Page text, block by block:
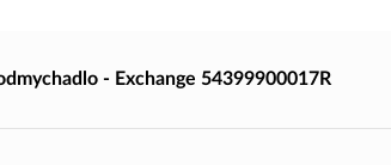
- Exchange 54399900017R